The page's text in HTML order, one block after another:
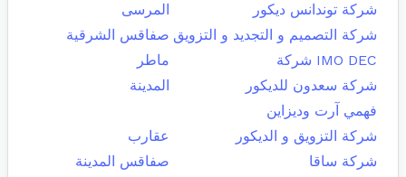
شركة توندانس ديكور
المرسى
شركة التصميم و التجديد و التزويق صفاقس الشرقية
IMO DEC شركة
ماطر
شركة سعدون للديكور
المدينة
فهمي آرت وديزاين
شركة التزويق و الديكور
عقارب
شركة ساقا
صفاقس المدينة